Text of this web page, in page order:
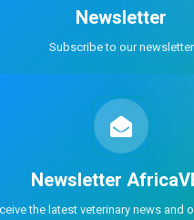
Newsletter
Subscribe to our newsletter
Newsletter
the latest veterinary news and